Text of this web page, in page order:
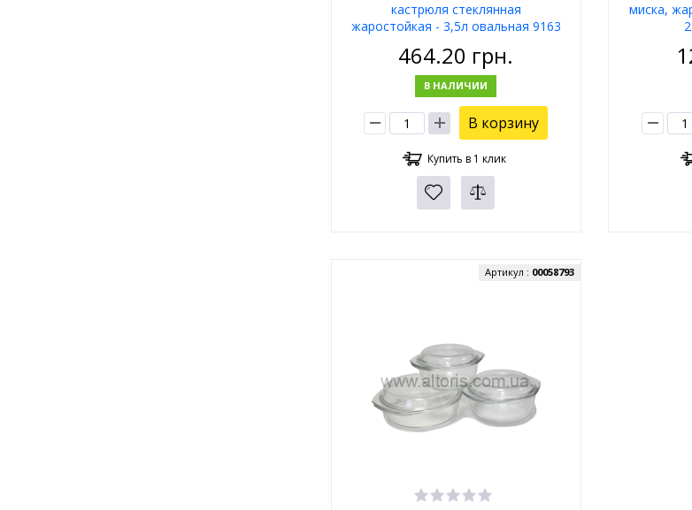
кастрюля стеклянная
жаростойкая - 3,5л овальная 9163
464.20 грн.
В НАЛИЧИИ
В корзину
Купить в 1 клик
миска,
Артикул : 00058793